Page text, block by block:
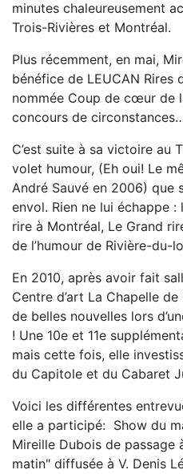
minutes chaleureusement
Trois-Rivières et Montréal.
Plus récemment, en mai,
bénéfice de LEUCAN Rires
nommée Coup de cœur de
concours de
C’est suite à sa victoire au
volet humour, (Eh oui! Le
André Sauvé en 2006) que
envol. Rien ne lui échappe
rire à Montréal, Le Grand
de l’humour de Rivière-du-
En 2010, après avoir fait
Centre d’art La Chapelle
de belles nouvelles lors
! Une 10e et 11e
mais cette fois, elle
du Capitole et du Cabaret
Voici les différentes
elle a participé: Show du
Mireille Dubois de passage
matin" diffusée à V. Denis